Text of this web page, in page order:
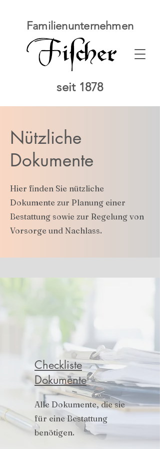
Familienunternehmen
seit 1878
Nützliche
Dokumente
Hier finden Sie nützliche
Dokumente zur Planung einer
Bestattung sowie zur Regelung von
Vorsorge und Nachlass.​
Checkliste
Dokumente
Alle Dokumente, die sie
für eine Bestattung
benötigen.